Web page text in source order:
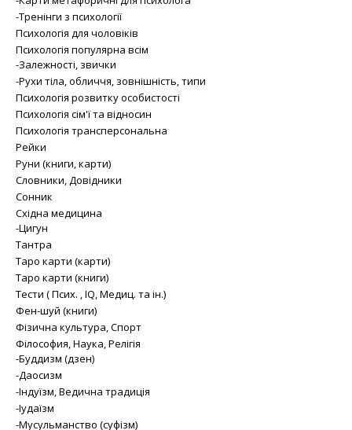
-Тренінги з психології
Психологія для чоловіків
Психологія популярна всім
-Залежності, звички
-Рухи тіла, обличчя, зовнішність, типи
Психологія розвитку особистості
Психологія сім'ї та відносин
Психологія трансперсональна
Рейки
Руни (книги, карти)
Словники, Довідники
Сонник
Східна медицина
-Цигун
Тантра
Таро карти (карти)
Таро карти (книги)
Тести ( Псих. , IQ, Медиц. та ін.)
Фен-шуй (книги)
Фізична культура, Спорт
Філософия, Наука, Релігія
-Буддизм (дзен)
-Даосизм
-Індуїзм, Ведична традиція
-Іудаїзм
-Мусульманство (суфізм)